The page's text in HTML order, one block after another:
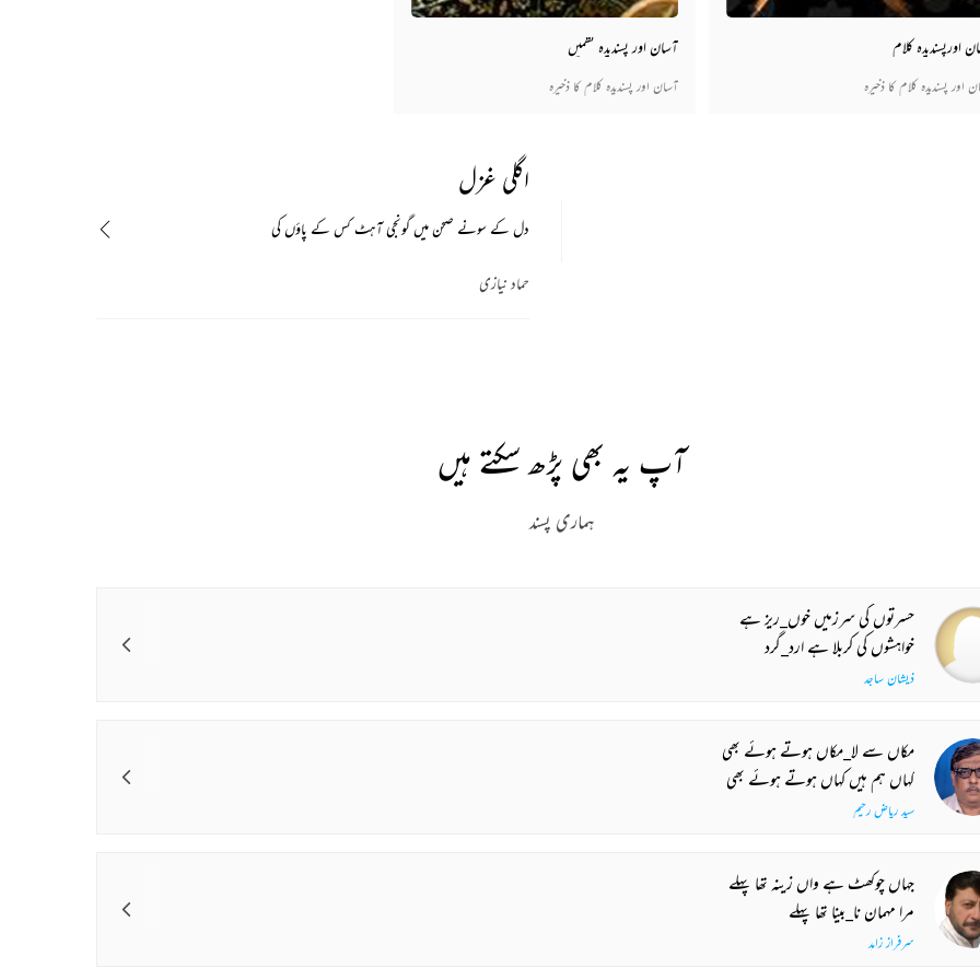
اورپسندیدہ کلام
اور پسندیدہ کلام کا ذخیرہ
آسان اور پسندیدہ نظمیں
آسان اور پسندیدہ کلام کا ذخیرہ
اگلی غزل
دل کے سونے صحن میں گونجی آہٹ کس کے پاؤں کی
حماد نیازی
آپ یہ بھی پڑھ سکتے ہیں
ہماری پسند
حسرتوں کی سرزمیں خوں‌_ریز ہے
خواہشوں کی کربلا ہے ارد_گرد
ذیشان ساجد
مکاں سے لا_مکاں ہوتے ہوئے بھی
کہاں ہم ہیں کہاں ہوتے ہوئے بھی
سید ریاض رحیم
جہاں چوکھٹ ہے واں زینہ تھا پہلے
مرا مہمان نا_بینا تھا پہلے
سرفراز زاہد